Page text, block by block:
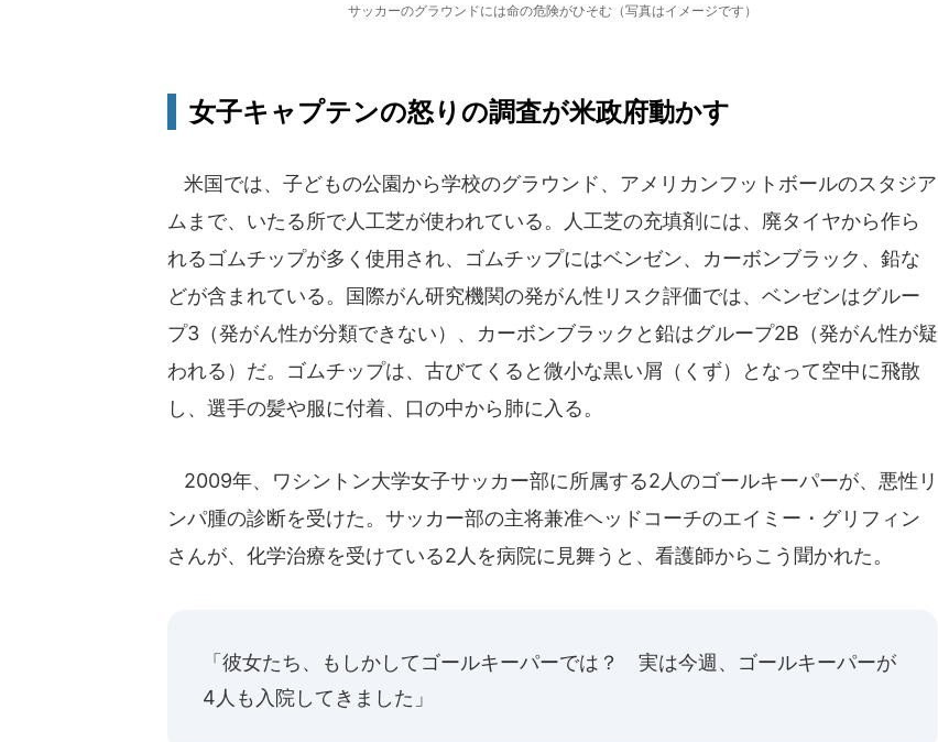
サッカーのグラウンドには命の危険がひそむ（写真はイメージです）
女子キャプテンの怒りの調査が米政府動かす
米国では、子どもの公園から学校のグラウンド、アメリカンフットボールのスタジア
ムまで、いたる所で人工芝が使われている。人工芝の充填剤には、廃タイヤから作ら
れるゴムチップが多く使用され、ゴムチップにはベンゼン、カーボンブラック、鉛な
どが含まれている。国際がん研究機関の発がん性リスク評価では、ベンゼンはグルー
プ3（発がん性が分類できない）、カーボンブラックと鉛はグループ2B（発がん性が疑
われる）だ。ゴムチップは、古びてくると微小な黒い屑（くず）となって空中に飛散
し、選手の髪や服に付着、口の中から肺に入る。
2009年、ワシントン大学女子サッカー部に所属する2人のゴールキーパーが、悪性リ
ンパ腫の診断を受けた。サッカー部の主将兼准ヘッドコーチのエイミー・グリフィン
さんが、化学治療を受けている2人を病院に見舞うと、看護師からこう聞かれた。
「彼女たち、もしかしてゴールキーパーでは？ 実は今週、ゴールキーパーが
4人も入院してきました」